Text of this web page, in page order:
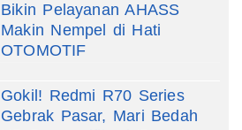
Bikin Pelayanan AHASS
Makin Nempel di Hati
OTOMOTIF
Gokil! Redmi R70 Series
Gebrak Pasar, Mari Bedah